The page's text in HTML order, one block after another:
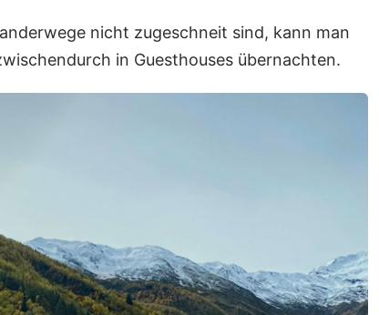
nicht zugeschneit sind, kann man
in Guesthouses übernachten.